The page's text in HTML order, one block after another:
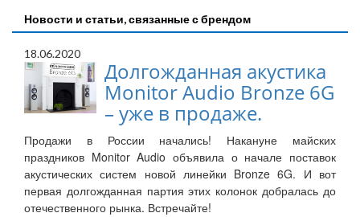
Новости и статьи, связанные с брендом
18.06.2020
Долгожданная акустика
Monitor Audio Bronze 6G
– уже в продаже.
Продажи в России начались! Накануне майских
праздников Monitor Audio объявила о начале поставок
акустических систем новой линейки Bronze 6G. И вот
первая долгожданная партия этих колонок добралась до
отечественного рынка. Встречайте!